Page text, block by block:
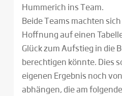
Hummerich ins Team.
Beide Teams machten
Hoffnung auf einen
Glück zum Aufstieg in die
berechtigen könnte. Dies
eigenen Ergebnis noch
abhängen, die am